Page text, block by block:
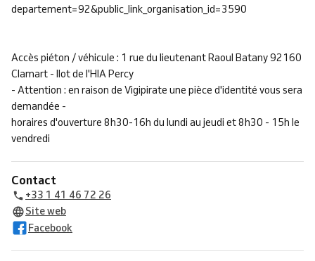
departement=92&public_link_organisation_id=3590
Accès piéton / véhicule : 1 rue du lieutenant Raoul Batany 92160
Clamart - Ilot de l'HIA Percy
- Attention : en raison de Vigipirate une pièce d'identité vous sera
demandée -
horaires d'ouverture 8h30-16h du lundi au jeudi et 8h30 - 15h le
vendredi
Contact
+33 1 41 46 72 26
Site web
Facebook